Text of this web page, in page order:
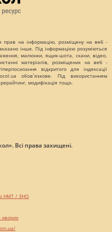
прав на інформацію, розміщену на веб -
інше. Під інформацією розуміються
малюнки, ящик-шота, скани, відео,
матеріалів, розміщених на веб -
відкритого для індексації
обов`язкове. Під використанням
модифікація тощо.
Всі права захищені.
НМТ / ЗНО
хворих